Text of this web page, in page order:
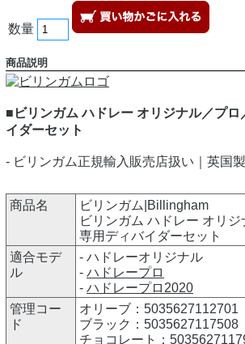
数量
商品説明
■ビリンガム ハドレー オリジナル／プ
イダーセット
- ビリンガム正規輸入販売店扱い｜英国製
商品名
ビリンガム|Billingham
ビリンガム ハドレー オリ
専用ディバイダーセット
適合モデ
ル
- ハドレーオリジナル
- ハドレープロ
- ハドレープロ2020
管理コー
ド
オリーブ：5035627112701
ブラック：5035627117508
チョコレート：